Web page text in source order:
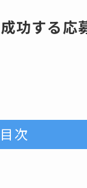
功する応
目次